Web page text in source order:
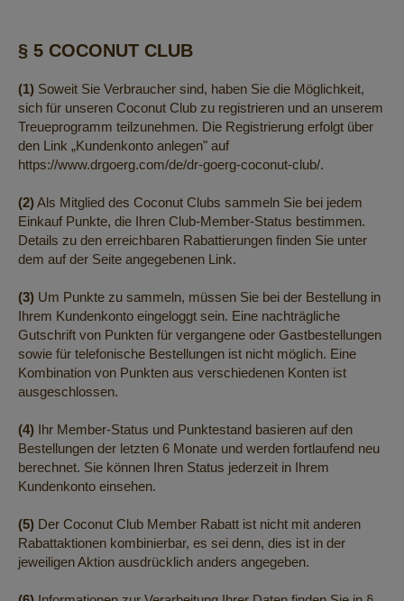
§ 5 COCONUT CLUB
(1) Soweit Sie Verbraucher sind, haben Sie die Möglichkeit,
sich für unseren Coconut Club zu registrieren und an unserem
Treueprogramm teilzunehmen. Die Registrierung erfolgt über
den Link „Kundenkonto anlegen" auf
https://www.drgoerg.com/de/dr-goerg-coconut-club/.
(2)Als Mitglied des Coconut Clubs sammeln Sie bei jedem
Einkauf Punkte, die Ihren Club-Member-Status bestimmen.
Details zu den erreichbaren Rabattierungen finden Sie unter
dem auf der Seite angegebenen Link.
(3) Um Punkte zu sammeln, müssen Sie bei der Bestellung in
Ihrem Kundenkonto eingeloggt sein. Eine nachträgliche
Gutschrift von Punkten für vergangene oder Gastbestellungen
sowie für telefonische Bestellungen ist nicht möglich. Eine
Kombination von Punkten aus verschiedenen Konten ist
ausgeschlossen.
(4) Ihr Member-Status und Punktestand basieren auf den
Bestellungen der letzten 6 Monate und werden fortlaufend neu
berechnet. Sie können Ihren Status jederzeit in Ihrem
Kundenkonto einsehen.
(5) Der Coconut Club Member Rabatt ist nicht mit anderen
Rabattaktionen kombinierbar, es sei denn, dies ist in der
jeweiligen Aktion ausdrücklich anders angegeben.